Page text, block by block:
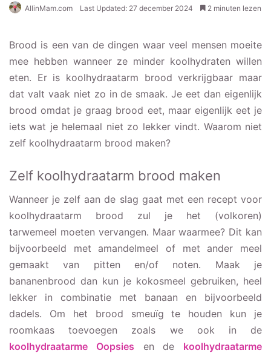
AllinMam.com Last Updated: 27 december 2024 2 minuten lezen
Brood is een van de dingen waar veel mensen moeite
mee hebben wanneer ze minder koolhydraten willen
eten. Er is koolhydraatarm brood verkrijgbaar maar
dat valt vaak niet zo in de smaak. Je eet dan eigenlijk
brood omdat je graag brood eet, maar eigenlijk eet je
iets wat je helemaal niet zo lekker vindt. Waarom niet
zelf koolhydraatarm brood maken?
Zelf koolhydraatarm brood maken
Wanneer je zelf aan de slag gaat met een recept voor
koolhydraatarm brood zul je het (volkoren)
tarwemeel moeten vervangen. Maar waarmee? Dit kan
bijvoorbeeld met amandelmeel of met ander meel
gemaakt van pitten en/of noten. Maak je
bananenbrood dan kun je kokosmeel gebruiken, heel
lekker in combinatie met banaan en bijvoorbeeld
dadels. Om het brood smeuïg te houden kun je
roomkaas toevoegen zoals we ook in de
koolhydraatarme Oopsies en de koolhydraatarme